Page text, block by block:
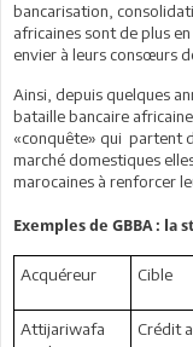
bancarisation,
africaines sont de plus
envier à leurs consœurs
Ainsi, depuis quelques
bataille bancaire
«conquête» qui partent
marché domestiques
marocaines à renforcer
Exemples de GBBA : la
Acquéreur Cible
Attijariwafa
Crédit